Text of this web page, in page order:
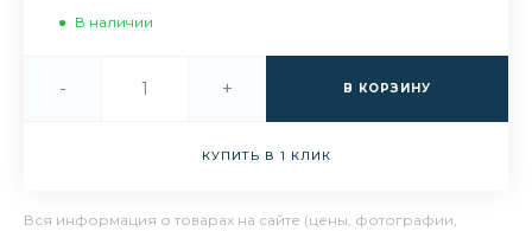
В наличии
- + В КОРЗИНУ
КУПИТЬ В 1 КЛИК
Вся информация о товарах на сайте (цены, фотографии,